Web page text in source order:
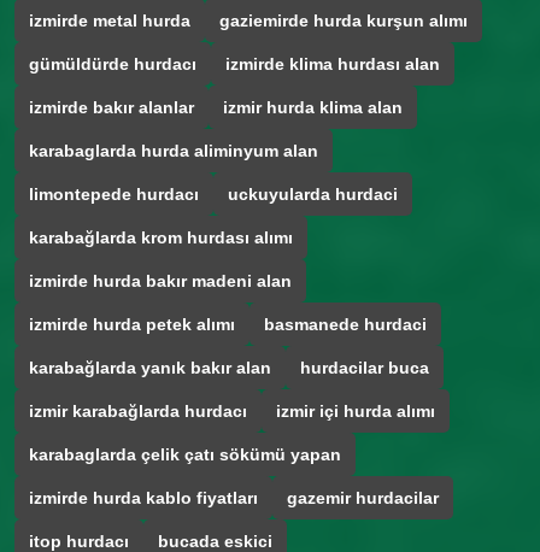
izmirde metal hurda gaziemirde hurda kurşun alımı
gümüldürde hurdacı izmirde klima hurdası alan
izmirde bakır alanlar izmir hurda klima alan
karabaglarda hurda aliminyum alan
limontepede hurdacı uckuyularda hurdaci
karabağlarda krom hurdası alımı
izmirde hurda bakır madeni alan
izmirde hurda petek alımı basmanede hurdaci
karabağlarda yanık bakır alan hurdacilar buca
izmir karabağlarda hurdacı izmir içi hurda alımı
karabaglarda çelik çatı sökümü yapan
izmirde hurda kablo fiyatları gazemir hurdacilar
itop hurdacı bucada eskici